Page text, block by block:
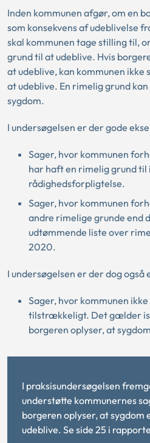
Inden kommunen afgør, om en
som konsekvens af udeblivelse
skal kommunen tage stilling til,
grund til at udeblive. Hvis
at udeblive, kan kommunen
at udeblive. En rimelig grund
sygdom.
I undersøgelsen er der gode
Sager, hvor kommunen
har haft en rimelig grund til
rådighedsforpligtelse.
Sager, hvor kommunen
andre rimelige grunde end
udtømmende liste over
2020.
I undersøgelsen er der dog også
Sager, hvor kommunen
tilstrækkeligt. Det gælder
borgeren oplyser, at
I praksisundersøgelsen
understøtte kommunernes
borgeren oplyser, at sygdom
udeblive. Se side 25 i